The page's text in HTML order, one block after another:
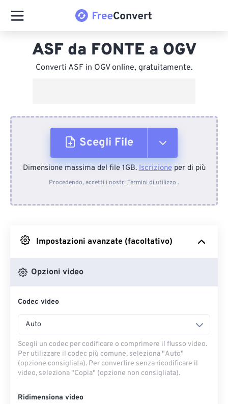
ASF da FONTE a OGV
Converti ASF in OGV online, gratuitamente.
Scegli File
Dal dispositivo
Da Google Drive
Dimensione massima del file 1GB.Iscrizioneper di più
Procedendo, accetti i nostri Termini di utilizzo .
Impostazioni avanzate (facoltativo)
Opzioni video
Codec video
Auto
Scegli un codec per codificare o comprimere il flusso video.
Per utilizzare il codec più comune, seleziona "Auto"
(opzione consigliata). Per convertire senza ricodificare il
video, seleziona "Copia" (opzione non consigliata).
Ridimensiona video